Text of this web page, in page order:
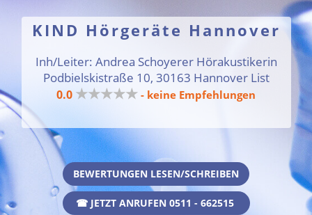
KIND Hörgeräte Hannover
Inh/Leiter: Andrea Schoyerer Hörakustikerin
Podbielskistraße 10, 30163 Hannover List
0.0 ★★★★★ - keine Empfehlungen
BEWERTUNGEN LESEN/SCHREIBEN
☎ JETZT ANRUFEN 0511 - 662515